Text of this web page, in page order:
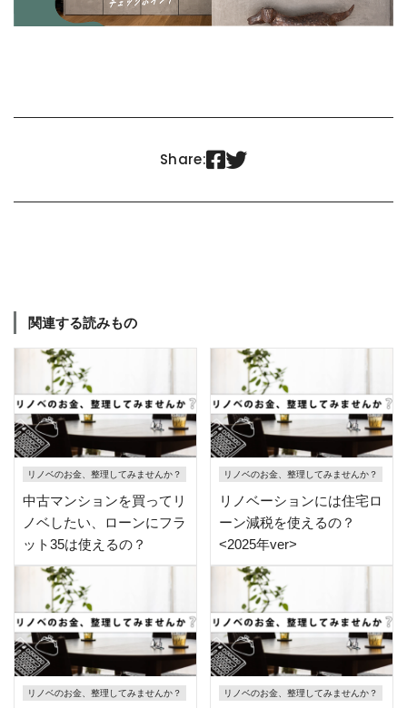
Share:  
関連する読みもの
リノベのお金、整理してみませんか？
中古マンションを買ってリ
ノベしたい、ローンにフラ
ット35は使えるの？
リノベのお金、整理してみませんか？
リノベーションには住宅ロ
ーン減税を使えるの？
<2025年ver>
リノベのお金、整理してみませんか？ リノベのお金、整理してみませんか？